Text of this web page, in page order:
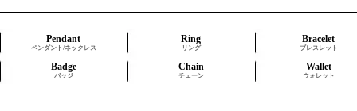
Pendant
ペンダント/ネックレス
Ring
リング
Bracelet
ブレスレット
Badge
バッジ
Chain
チェーン
Wallet
ウォレット